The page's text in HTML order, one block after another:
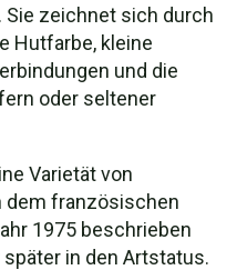
Sie zeichnet sich durch
Hutfarbe, kleine
und die
oder seltener
Varietät von
dem französischen
1975 beschrieben
in den Artstatus.